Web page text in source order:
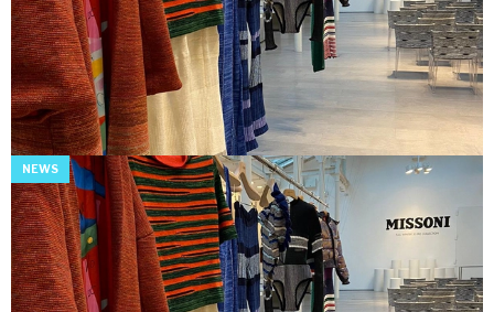
NEWS